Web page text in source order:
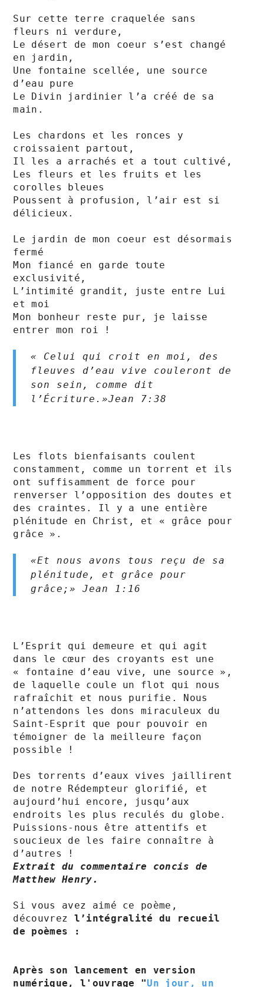
Sur cette terre craquelée sans
fleurs ni verdure,
Le désert de mon coeur s’est changé
en jardin,
Une fontaine scellée, une source
d’eau pure
Le Divin jardinier l’a créé de sa
main.
Les chardons et les ronces y
croissaient partout,
Il les a arrachés et a tout cultivé,
Les fleurs et les fruits et les
corolles bleues
Poussent à profusion, l’air est si
délicieux.
Le jardin de mon coeur est désormais
fermé
Mon fiancé en garde toute
exclusivité,
L’intimité grandit, juste entre Lui
et moi
Mon bonheur reste pur, je laisse
entrer mon roi !
« Celui qui croit en moi, des
fleuves d’eau vive couleront de
son sein, comme dit
l’Écriture.»Jean‬ ‭7:38‬
Les flots bienfaisants coulent
constamment, comme un torrent et ils
ont suffisamment de force pour
renverser l’opposition des doutes et
des craintes. Il y a une entière
plénitude en Christ, et « grâce pour
grâce ».
«Et nous avons tous reçu de sa
plénitude, et grâce pour
grâce;» Jean‬ ‭1‬:‭16‬
L’Esprit qui demeure et qui agit
dans le cœur des croyants est une
« fontaine d’eau vive, une source »,
de laquelle coule un flot qui nous
rafraîchit et nous purifie. Nous
n’attendons les dons miraculeux du
Saint-Esprit que pour pouvoir en
témoigner de la meilleure façon
possible !
Des torrents d’eaux vives jaillirent
de notre Rédempteur glorifié, et
aujourd’hui encore, jusqu’aux
endroits les plus reculés du globe.
Puissions-nous être attentifs et
soucieux de les faire connaître à
Extrait du commentaire concis de
Matthew Henry.
Si vous avez aimé ce poème,
découvrez l’intégralité du recueil
de poèmes :
Après son lancement en version
numérique, l'ouvrage "Un jour, un